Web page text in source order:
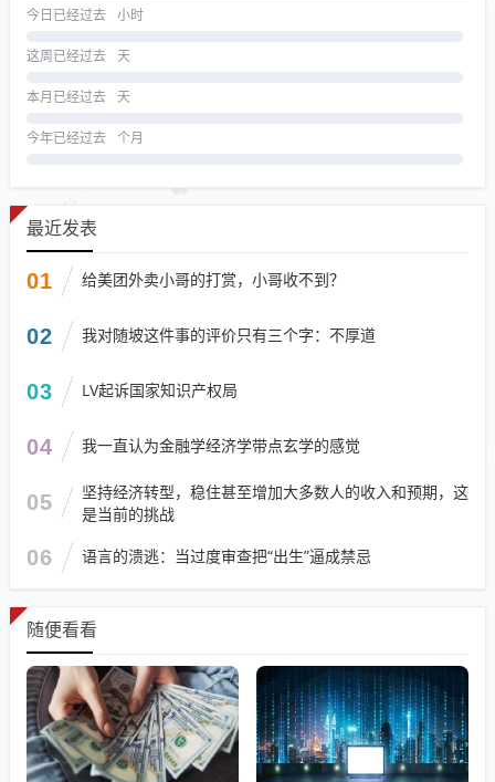
今日已经过去 小时
这周已经过去 天
本月已经过去 天
今年已经过去 个月
最近发表
01 给美团外卖小哥的打赏，小哥收不到？
02 我对随坡这件事的评价只有三个字：不厚道
03 LV起诉国家知识产权局
04 我一直认为金融学经济学带点玄学的感觉
05
坚持经济转型，稳住甚至增加大多数人的收入和预期，这
是当前的挑战
06 语言的溃逃：当过度审查把“出生”逼成禁忌
随便看看